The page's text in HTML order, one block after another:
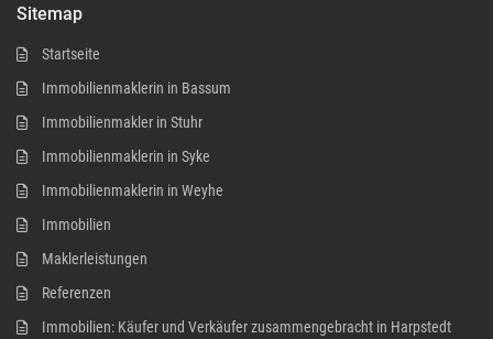
Sitemap
Startseite
Immobilienmaklerin in Bassum
Immobilienmakler in Stuhr
Immobilienmaklerin in Syke
Immobilienmaklerin in Weyhe
Immobilien
Maklerleistungen
Referenzen
Immobilien: Käufer und Verkäufer zusammengebracht in Harpstedt